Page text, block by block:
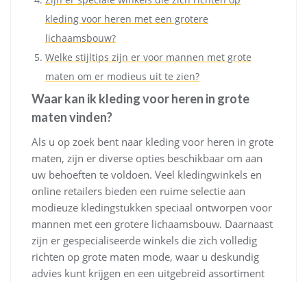
kleding voor heren met een grotere
lichaamsbouw?
Welke stijltips zijn er voor mannen met grote
maten om er modieus uit te zien?
Waar kan ik kleding voor heren in grote
maten vinden?
Als u op zoek bent naar kleding voor heren in grote
maten, zijn er diverse opties beschikbaar om aan
uw behoeften te voldoen. Veel kledingwinkels en
online retailers bieden een ruime selectie aan
modieuze kledingstukken speciaal ontworpen voor
mannen met een grotere lichaamsbouw. Daarnaast
zijn er gespecialiseerde winkels die zich volledig
richten op grote maten mode, waar u deskundig
advies kunt krijgen en een uitgebreid assortiment